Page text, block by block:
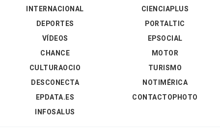
INTERNACIONAL
DEPORTES
VÍDEOS
CIENCIAPLUS
PORTALTIC
EPSOCIAL
CHANCE
CULTURAOCIO
DESCONECTA
EPDATA.ES
INFOSALUS
MOTOR
TURISMO
NOTIMÉRICA
CONTACTOPHOTO